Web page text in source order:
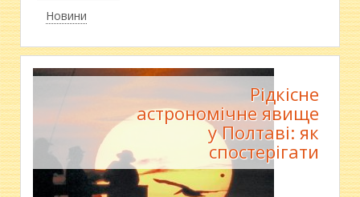
Новини
Рідкісне
астрономічне явище
у Полтаві: як
спостерігати